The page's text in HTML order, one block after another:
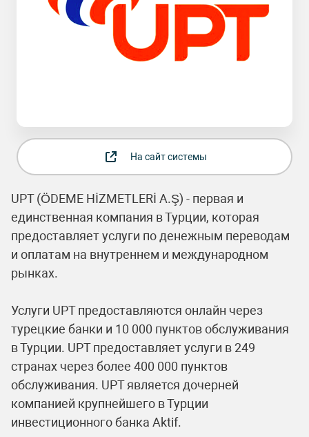
На сайт системы
UPT (ÖDEME HİZMETLERİ A.Ş) - первая и
единственная компания в Турции, которая
предоставляет услуги по денежным переводам
и оплатам на внутреннем и международном
рынках.
Услуги UPT предоставляются онлайн через
турецкие банки и 10 000 пунктов обслуживания
в Турции. UPT предоставляет услуги в 249
странах через более 400 000 пунктов
обслуживания. UPT является дочерней
компанией крупнейшего в Турции
инвестиционного банка Aktif.